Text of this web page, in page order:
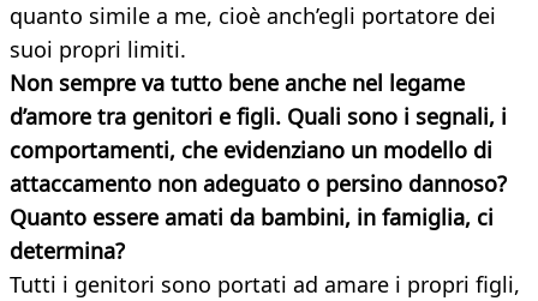
quanto simile a me, cioè anch’egli portatore dei
suoi propri limiti.
Non sempre va tutto bene anche nel legame
d’amore tra genitori e figli. Quali sono i segnali, i
comportamenti, che evidenziano un modello di
attaccamento non adeguato o persino dannoso?
Quanto essere amati da bambini, in famiglia, ci
determina?
Tutti i genitori sono portati ad amare i propri figli,